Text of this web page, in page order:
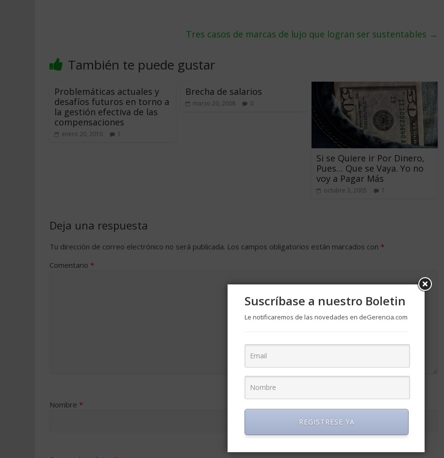
Tres casos de marcas de lujo que logran ser sustentables →
También te puede gustar
Problemáticas actuales y
desafíos futuros en torno a
la gestión efectiva de las
compensaciones
enero 20, 2010 1
Brecha de salarios
marzo 20, 2008 0
Si se Quiere ir Por Dinero,
Pues… Que se Vaya. Yo no
voy a Pagar Más
octubre 3, 2005 7
Deja una respuesta
Tu dirección de correo electrónico no será publicada. Los campos obligatorios están marcados con *
Comentario *
Nombre *
Suscríbase a nuestro Boletin
Le notificaremos de las novedades en deGerencia.com
REGISTRESE YA